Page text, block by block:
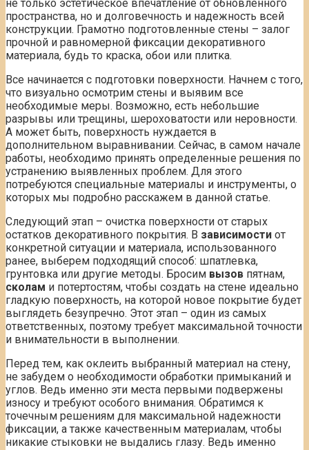
не только эстетическое впечатление от обновленного
пространства, но и долговечность и надежность всей
конструкции. Грамотно подготовленные стены – залог
прочной и равномерной фиксации декоративного
материала, будь то краска, обои или плитка.
Все начинается с подготовки поверхности. Начнем с того,
что визуально осмотрим стены и выявим все
необходимые меры. Возможно, есть небольшие
разрывы или трещины, шероховатости или неровности.
А может быть, поверхность нуждается в
дополнительном выравнивании. Сейчас, в самом начале
работы, необходимо принять определенные решения по
устранению выявленных проблем. Для этого
потребуются специальные материалы и инструменты, о
которых мы подробно расскажем в данной статье.
Следующий этап – очистка поверхности от старых
остатков декоративного покрытия. В зависимости от
конкретной ситуации и материала, использованного
ранее, выберем подходящий способ: шпатлевка,
грунтовка или другие методы. Бросим вызов пятнам,
сколам и потертостям, чтобы создать на стене идеально
гладкую поверхность, на которой новое покрытие будет
выглядеть безупречно. Этот этап – один из самых
ответственных, поэтому требует максимальной точности
и внимательности в выполнении.
Перед тем, как оклеить выбранный материал на стену,
не забудем о необходимости обработки примыканий и
углов. Ведь именно эти места первыми подвержены
износу и требуют особого внимания. Обратимся к
точечным решениям для максимальной надежности
фиксации, а также качественным материалам, чтобы
никакие стыковки не выдались глазу. Ведь именно